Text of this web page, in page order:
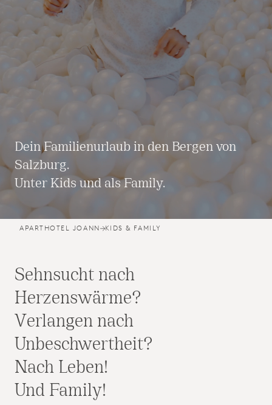
Dein Familienurlaub in den Bergen von
Salzburg.
Unter Kids und als Family.
APARTHOTEL JOANN KIDS & FAMILY
Sehnsucht nach
Herzenswärme?
Verlangen nach
Unbeschwertheit?
Nach Leben!
Und Family!